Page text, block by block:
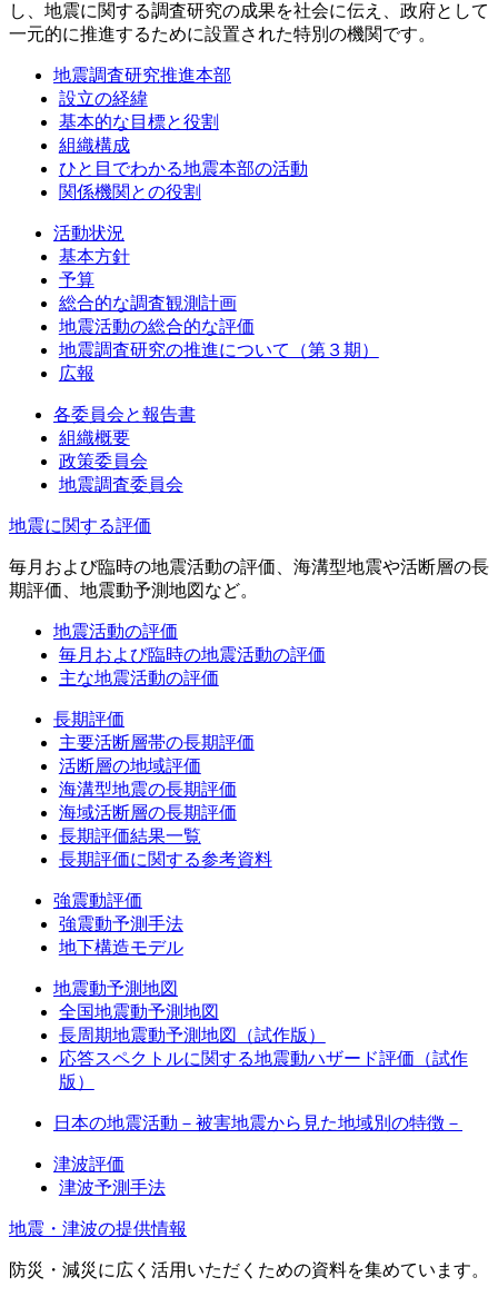
し、地震に関する調査研究の成果を社会に伝え、政府として
一元的に推進するために設置された特別の機関です。
地震調査研究推進本部
設立の経緯
基本的な目標と役割
組織構成
ひと目でわかる地震本部の活動
関係機関との役割
活動状況
基本方針
予算
総合的な調査観測計画
地震活動の総合的な評価
地震調査研究の推進について（第３期）
広報
各委員会と報告書
組織概要
政策委員会
地震調査委員会
地震に関する評価
毎月および臨時の地震活動の評価、海溝型地震や活断層の長
期評価、地震動予測地図など。
地震活動の評価
毎月および臨時の地震活動の評価
主な地震活動の評価
長期評価
主要活断層帯の長期評価
活断層の地域評価
海溝型地震の長期評価
海域活断層の長期評価
長期評価結果一覧
長期評価に関する参考資料
強震動評価
強震動予測手法
地下構造モデル
地震動予測地図
全国地震動予測地図
長周期地震動予測地図（試作版）
応答スペクトルに関する地震動ハザード評価（試作
版）
日本の地震活動－被害地震から見た地域別の特徴－
津波評価
津波予測手法
地震・津波の提供情報
防災・減災に広く活用いただくための資料を集めています。